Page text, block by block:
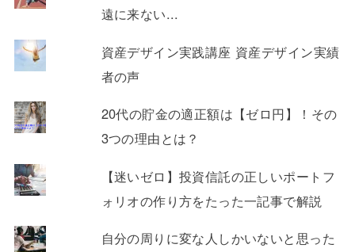
遠に来ない...
資産デザイン実践講座 資産デザイン実績
者の声
20代の貯金の適正額は【ゼロ円】！その
3つの理由とは？
【迷いゼロ】投資信託の正しいポートフ
ォリオの作り方をたった一記事で解説
自分の周りに変な人しかいないと思った